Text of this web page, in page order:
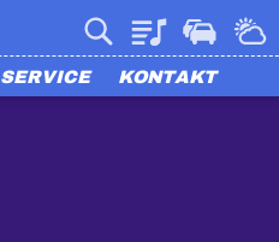
PlaylistVerkehr
SERVICE KONTAKT